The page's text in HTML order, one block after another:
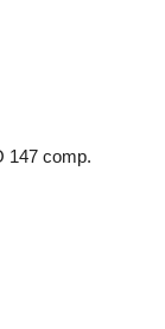
147 comp.